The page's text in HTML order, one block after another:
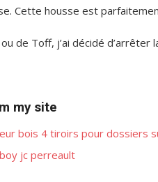
Cette housse est
ou de Toff, j’ai décidé
my site
bois 4 tiroirs pour dossiers
jc perreault